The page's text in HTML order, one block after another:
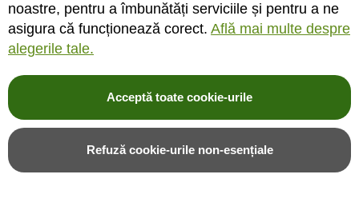
© 2004-2026 TotalFishing SRL. Toate drepturile rezervate. Citititermeni si
fisiere cookie ,politica de confidentialitate si protectia datelor
* Pozele produselor sunt folosite cu acordul furnizorilor si sunt doar cu titlu de
noastre, pentru a îmbunătăți serviciile și pentru a ne
asigura că funcționează corect. Află mai multe despre
alegerile tale.
Acceptă toate cookie-urile
Refuză cookie-urile non-esențiale